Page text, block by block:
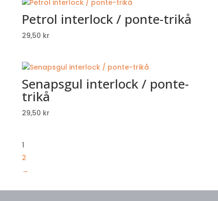
Petrol interlock / ponte-trikå
29,50 kr
Senapsgul interlock / ponte-
trikå
29,50 kr
1
2
→